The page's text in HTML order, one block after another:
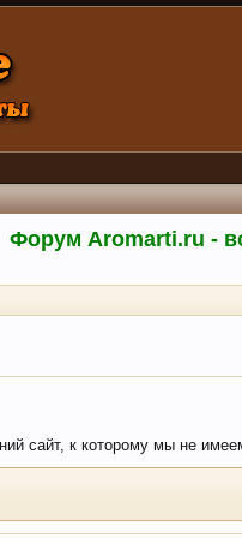
Форум Aromarti.ru -
сайт, к которому мы не